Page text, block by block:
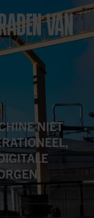
VAN
NIET